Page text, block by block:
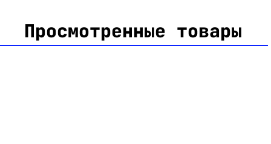
Просмотренные товары